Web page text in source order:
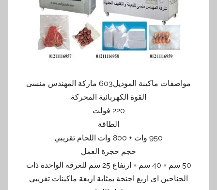
مواصفات ماكينة الموديل603 ماركة المهندس منسى
القوة الكهربائية المحركة
220 فولت
الطاقة
950 وات + 800 وات اللحام تقريبي
حجم حجرة العمل
50 سم × 40 سم × ارتفاع 25 سم للغرقة الواحدة ذات
الجناحين اى اربع اجنحة بمثابة اربعة ماكينات تقريبي